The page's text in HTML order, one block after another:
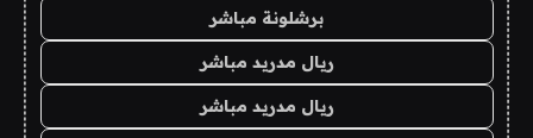
برشلونة مباشر
ريال مدريد مباشر
ريال مدريد مباشر